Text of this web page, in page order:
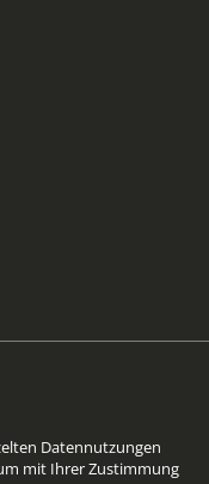
Datennutzungen
mit Ihrer Zustimmung